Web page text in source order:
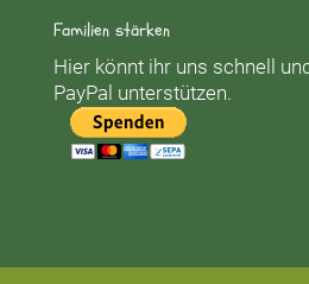
Familien stärken
Hier könnt ihr uns schnell
PayPal unterstützen.